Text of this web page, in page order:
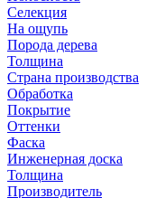
Селекция
На ощупь
Порода дерева
Толщина
Страна производства
Обработка
Покрытие
Оттенки
Фаска
Инженерная доска
Толщина
Производитель